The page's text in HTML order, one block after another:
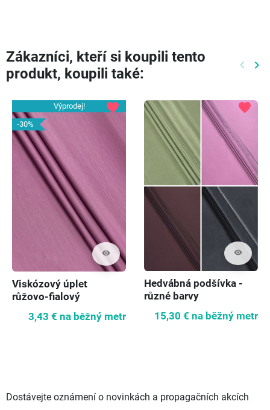
Zákazníci, kteří si koupili tento
produkt, koupili také:
keyboard_arrow_left keyboard_arrow_right
Výprodej!
-30%
visibility
favorite
Viskózový úplet
růžovo-fialový
3,43 € na běžný metr
visibility
favorite
Hedvábná podšívka -
různé barvy
15,30 € na běžný metr
Dostávejte oznámení o novinkách a propagačních akcích